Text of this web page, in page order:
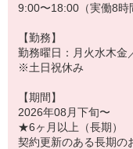
9:00〜18:00（実働8時
【勤務】
勤務曜日：月火水木金
※土日祝休み
【期間】
2026年08月下旬〜
★6ヶ月以上（長期）
契約更新のある長期の